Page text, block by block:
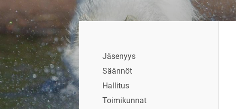
Jäsenyys
Säännöt
Hallitus
Toimikunnat